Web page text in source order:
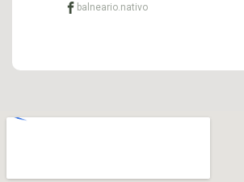
balneario.nativo